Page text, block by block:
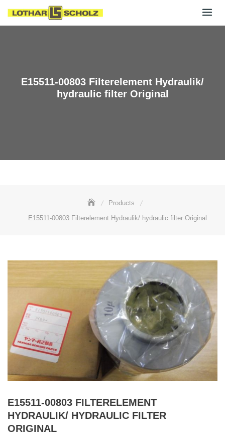
E15511-00803 Filterelement Hydraulik/
hydraulic filter Original
Products
E15511-00803 Filterelement Hydraulik/ hydraulic filter Original
E15511-00803 FILTERELEMENT
HYDRAULIK/ HYDRAULIC FILTER
ORIGINAL